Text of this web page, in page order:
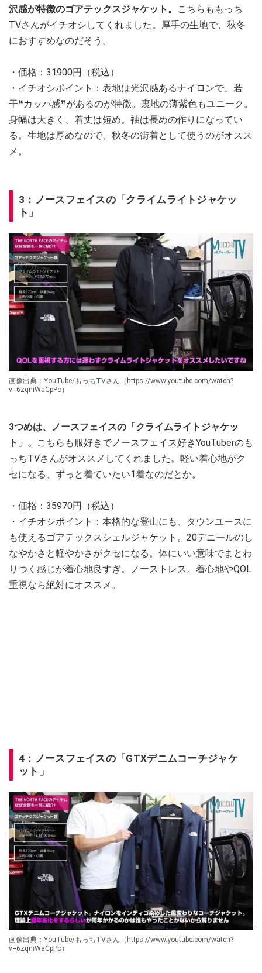
沢感が特徴のゴアテックスジャケット。
こちらももっち
TVさんがイチオシしてくれました。厚手の生地で、秋冬
におすすめなのだそう。
・価格：31900円（税込）
・イチオシポイント：表地は光沢感あるナイロンで、若
干❝カッパ感❞があるのが特徴。裏地の薄紫色もユニーク。
身幅は大きく、着丈は短め。袖は長めの作りになってい
る。生地は厚めなので、秋冬の街着として使うのがオスス
メ。
3：ノースフェイスの「クライムライトジャケッ
ト」
画像出典：YouTube/もっちTVさん（https://www.youtube.com/watch?
v=6zqniWaCpPo）
3つめは、ノースフェイスの「クライムライトジャケッ
ト」。
こちらも服好きでノースフェイス好きYouTuberのも
っちTVさんがオススメしてくれました。軽い着心地がク
セになる、ずっと着ていたい1着なのだとか。
・価格：35970円（税込）
・イチオシポイント：本格的な登山にも、タウンユースに
も使えるゴアテックスシェルジャケット。20デニールのし
なやかさと軽やかさがクセになる。体にいい意味でまとわ
りつく感じが着心地良すぎ。ノーストレス。着心地やQOL
重視なら絶対にオススメ。
4：ノースフェイスの「GTXデニムコーチジャケ
ット」
画像出典：YouTube/もっちTVさん（https://www.youtube.com/watch?
v=6zqniWaCpPo）